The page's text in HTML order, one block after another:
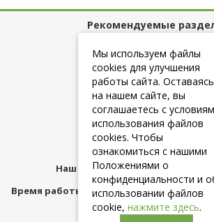
Рекомендуемые
Полезные ссылки
+7 (925) 084-10-60
Наш адрес:Москва,ул.Плещеева
Время работы магазина:с 10:00 до 21:00
консультация)
Мы используем файлы
cookies для улучшения
работы сайта. Оставаясь
на нашем сайте, вы
соглашаетесь с
использования файлов
cookies. Чтобы
ознакомиться с нашими
Положениями о
конфиденциальности и
использовании файлов
cookie, нажмите здесь.